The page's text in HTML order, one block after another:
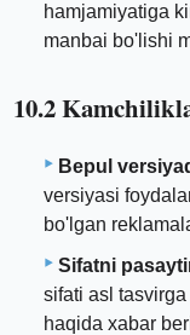
hamjamiyatiga
manbai bo'lishi
10.2
Bepul
versiyasi
bo'lgan
Sifatni
sifati asl
haqida xabar